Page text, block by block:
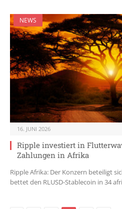
NEWS
16. JUNI 2026
Ripple investiert in
Zahlungen in Afrika
Ripple Afrika: Der Konzern beteiligt
bettet den RLUSD-Stablecoin in 34